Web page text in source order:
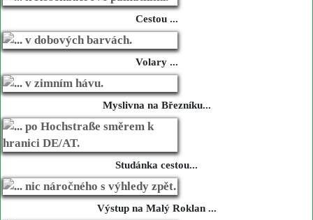
Cestou ...
Volary ...
Myslivna na Březníku...
Studánka cestou...
Výstup na Malý Roklan ...